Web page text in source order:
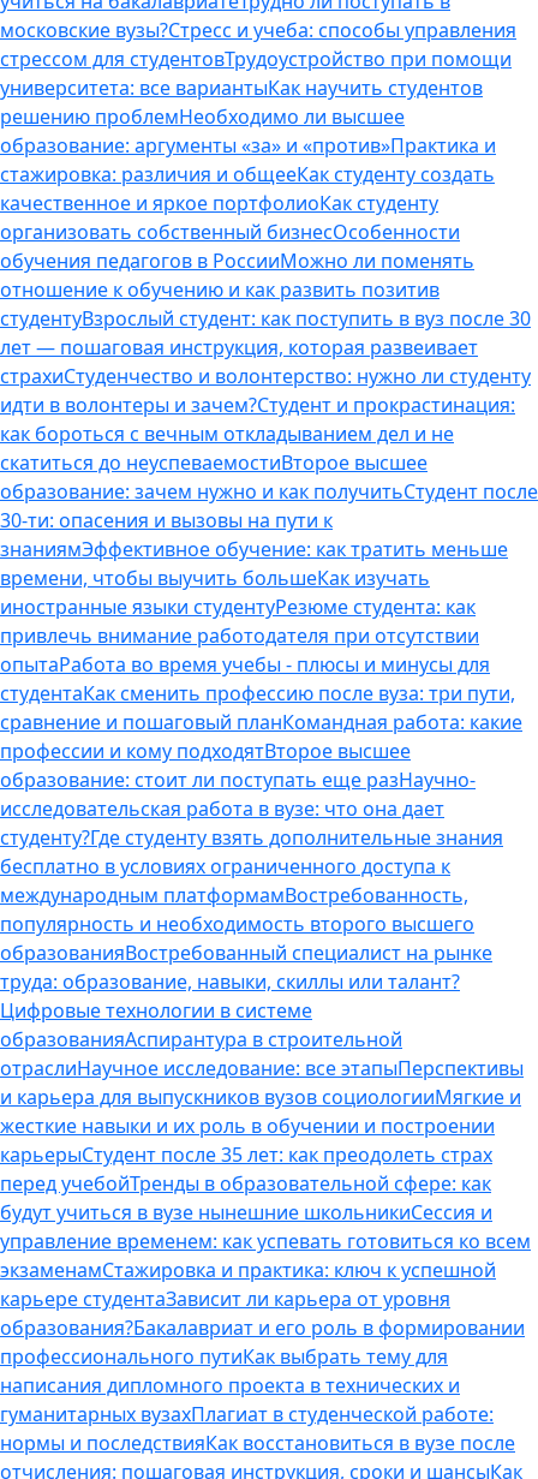
московские вузы?Стресс и учеба: способы управления
стрессом для студентовТрудоустройство при помощи
университета: все вариантыКак научить студентов
решению проблемНеобходимо ли высшее
образование: аргументы «за» и «против»Практика и
стажировка: различия и общееКак студенту создать
качественное и яркое портфолиоКак студенту
организовать собственный бизнесОсобенности
обучения педагогов в РоссииМожно ли поменять
отношение к обучению и как развить позитив
студентуВзрослый студент: как поступить в вуз после 30
лет — пошаговая инструкция, которая развеивает
страхиСтуденчество и волонтерство: нужно ли cтуденту
идти в волонтеры и зачем?Студент и прокрастинация:
как бороться с вечным откладыванием дел и не
скатиться до неуспеваемостиВторое высшее
образование: зачем нужно и как получитьСтудент после
30-ти: опасения и вызовы на пути к
знаниямЭффективное обучение: как тратить меньше
времени, чтобы выучить большеКак изучать
иностранные языки студентуРезюме студента: как
привлечь внимание работодателя при отсутствии
опытаРабота во время учебы - плюсы и минусы для
студентаКак сменить профессию после вуза: три пути,
сравнение и пошаговый планКомандная работа: какие
профессии и кому подходятВторое высшее
образование: стоит ли поступать еще разНаучно-
исследовательская работа в вузе: что она дает
студенту?Где студенту взять дополнительные знания
бесплатно в условиях ограниченного доступа к
международным платформамВостребованность,
популярность и необходимость второго высшего
образованияВостребованный специалист на рынке
труда: образование, навыки, скиллы или талант?
Цифровые технологии в системе
образованияАспирантура в строительной
отраслиНаучное исследование: все этапыПерспективы
и карьера для выпускников вузов социологииМягкие и
жесткие навыки и их роль в обучении и построении
карьерыСтудент после 35 лет: как преодолеть страх
перед учебойТренды в образовательной сфере: как
будут учиться в вузе нынешние школьникиСессия и
управление временем: как успевать готовиться ко всем
экзаменамСтажировка и практика: ключ к успешной
карьере студентаЗависит ли карьера от уровня
образования?Бакалавриат и его роль в формировании
профессионального путиКак выбрать тему для
написания дипломного проекта в технических и
гуманитарных вузахПлагиат в студенческой работе:
нормы и последствияКак восстановиться в вузе после
отчисления: пошаговая инструкция, сроки и шансыКак